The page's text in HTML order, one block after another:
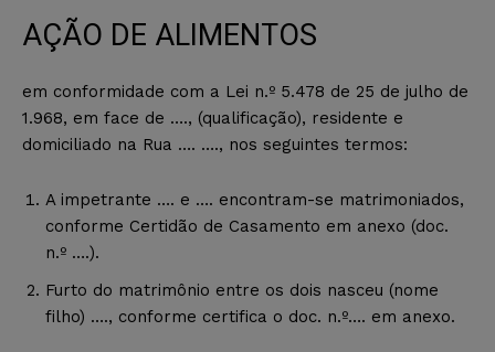
AÇÃO DE ALIMENTOS
em conformidade com a Lei n.º 5.478 de 25 de julho de
1.968, em face de …., (qualificação), residente e
domiciliado na Rua …. …., nos seguintes termos:
A impetrante …. e …. encontram-se matrimoniados,
conforme Certidão de Casamento em anexo (doc.
n.º ….).
Furto do matrimônio entre os dois nasceu (nome
filho) …., conforme certifica o doc. n.º…. em anexo.